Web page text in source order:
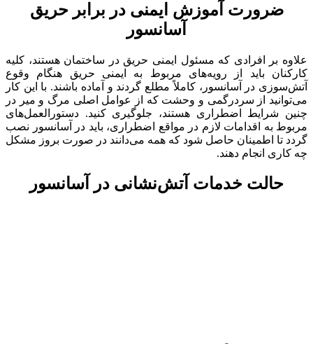
ضرورت آموزش ایمنی در برابر حریق
آسانسور
علاوه بر افرادی که مسئول ایمنی حریق در ساختمان هستند، کلیه
کارکنان باید از رویه‌های مربوط به ایمنی حریق هنگام وقوع
آتش‌سوزی در آسانسور، کاملاً مطلع گردند و آماده باشند. با این کار
می‌توانید از سردرگمی و وحشت که از عوامل اصلی مرگ و میر در
چنین شرایط اضطراری هستند، جلوگیری کنید. دستورالعمل‌های
مربوط به اقدامات لازم در مواقع اضطراری، باید در آسانسور نصب
گردد تا اطمینان حاصل شود که همه می‌دانند در صورت بروز مشکل
چه کاری انجام دهند.
حالت خدمات آتش‌نشانی در آسانسور